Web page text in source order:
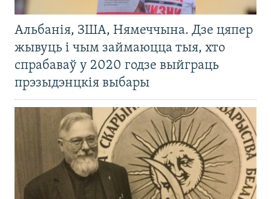
Альбанія, ЗША, Нямеччына. Дзе цяпер
жывуць і чым займаюцца тыя, хто
спрабаваў у 2020 годзе выйграць
прэзыдэнцкія выбары